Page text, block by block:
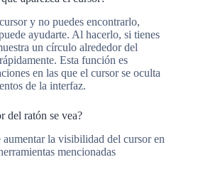
y no puedes encontrarlo,
ayudarte. Al hacerlo, si tienes
un círculo alrededor del
Esta función es
en las que el cursor se oculta
de la interfaz.
del ratón se vea?
aumentar la visibilidad del cursor en
mencionadas